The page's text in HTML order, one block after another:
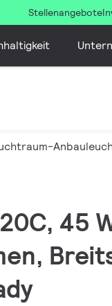
Stellenangebote
45